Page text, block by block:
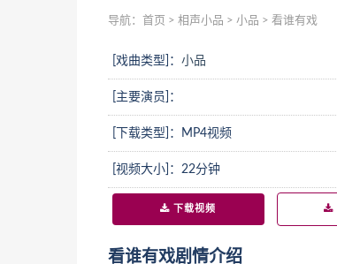
导航： 首页 > 相声小品 > 小品 > 看谁有戏
[戏曲类型]： 小品
[主要演员]：
[下载类型]：MP4视频
[视频大小]：22分钟
下载视频
看谁有戏剧情介绍